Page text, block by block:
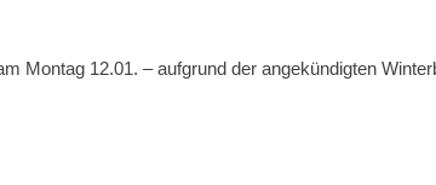
Montag 12.01. – aufgrund der angekündigten